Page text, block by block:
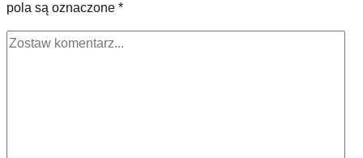
pola są oznaczone *